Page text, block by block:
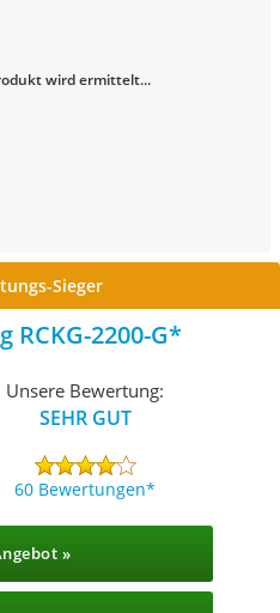
wird ermittelt...
Sieger
2200-G
Unsere Bewertung:
SEHR GUT
60 Bewertungen
»